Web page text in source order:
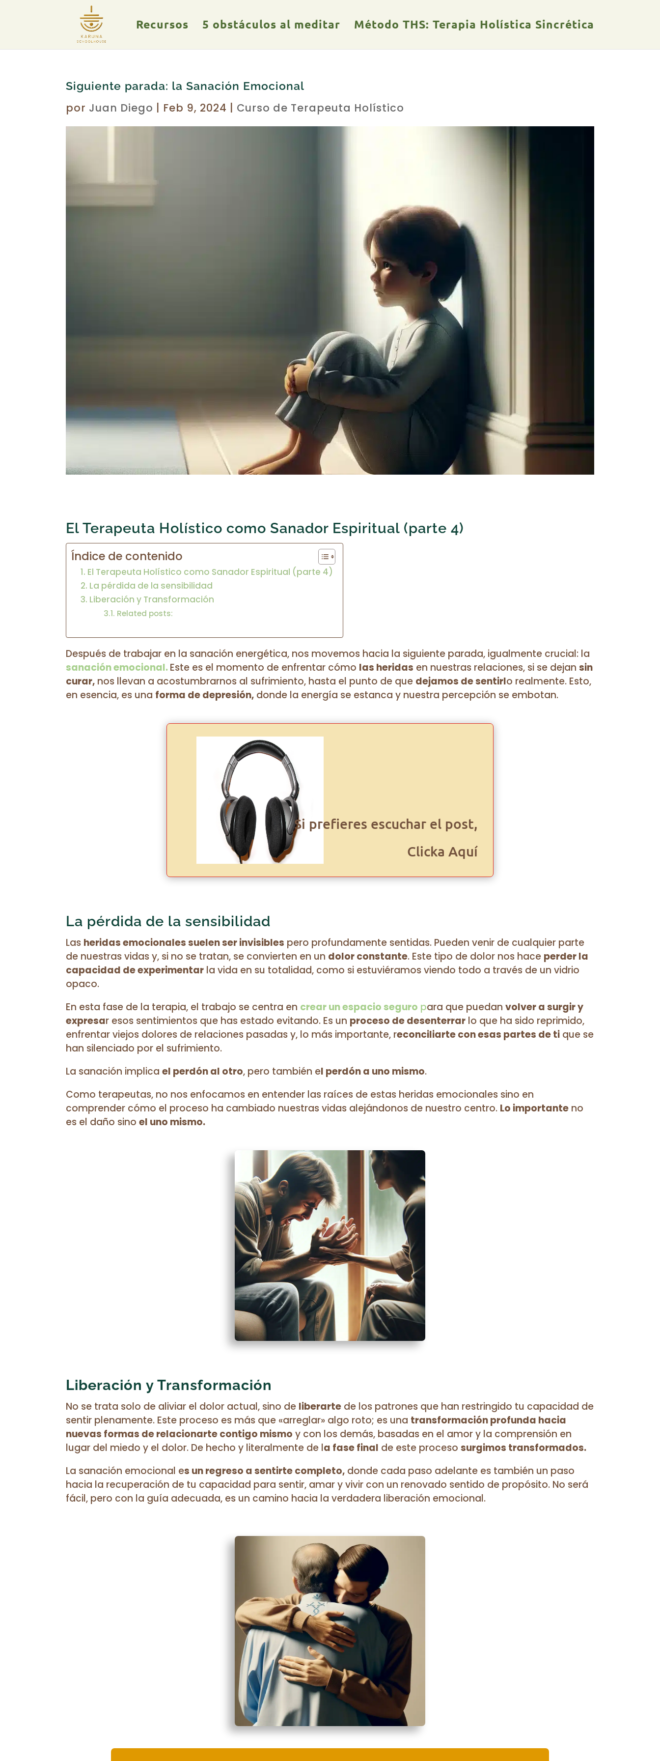
Recursos 5 obstáculos al meditar Método THS: Terapia Holística Sincrética
Siguiente parada: la Sanación Emocional
por Juan Diego Feb 9, 2024 Curso de Terapeuta Holístico
El Terapeuta Holístico como Sanador Espiritual (parte 4)
Índice de contenido
El Terapeuta Holístico como Sanador Espiritual (parte 4)
La pérdida de la sensibilidad
Liberación y Transformación
Related posts:
Después de trabajar en la sanación energética, nos movemos hacia la siguiente parada, igualmente crucial: la
sanación emocional.Este es el momento de enfrentar cómo las heridas en nuestras relaciones, si se dejansin
curar, nos llevan a acostumbrarnos al sufrimiento, hasta el punto de que dejamos de sentirlo realmente. Esto,
en esencia, es una forma de depresión, donde la energía se estanca y nuestra percepción se embotan.
Si prefieres escuchar el post,
Clicka Aquí
La pérdida de la sensibilidad
Las heridas emocionales suelen ser invisibles pero profundamente sentidas. Pueden venir de cualquier parte
de nuestras vidas y, si no se tratan, se convierten en un dolor constante. Este tipo de dolor nos hace perder la
capacidad de experimentar la vida en su totalidad, como si estuviéramos viendo todo a través de un vidrio
opaco.
En esta fase de la terapia, el trabajo se centra en crear un espacio seguro para que puedanvolver a surgir y
expresar esos sentimientos que has estado evitando. Es un proceso de desenterrar lo que ha sido reprimido,
enfrentar viejos dolores de relaciones pasadas y, lo más importante, reconciliarte con esas partes de ti que se
han silenciado por el sufrimiento.
La sanación implicael perdón al otro, pero también el perdón a uno mismo.
Como terapeutas, no nos enfocamos en entender las raíces de estas heridas emocionales sino en
comprender cómo el proceso ha cambiado nuestras vidas alejándonos de nuestro centro. Lo importante no
es el daño sinoel uno mismo.
Liberación y Transformación
No se trata solo de aliviar el dolor actual, sino de liberarte de los patrones que han restringido tu capacidad de
sentir plenamente. Este proceso es más que «arreglar» algo roto; es una transformación profunda hacia
nuevas formas de relacionarte contigo mismo y con los demás, basadas en el amor y la comprensión en
lugar del miedo y el dolor. De hecho y literalmente de la fase final de este procesosurgimos transformados.
La sanación emocional es un regreso a sentirte completo, donde cada paso adelante es también un paso
hacia la recuperación de tu capacidad para sentir, amar y vivir con un renovado sentido de propósito. No será
fácil, pero con la guía adecuada, es un camino hacia la verdadera liberación emocional.